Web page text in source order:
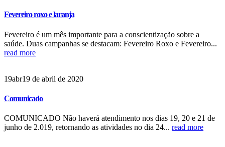
Fevereiro roxo e laranja
Fevereiro é um mês importante para a conscientização sobre a
saúde. Duas campanhas se destacam: Fevereiro Roxo e Fevereiro...
read more
19abr19 de abril de 2020
Comunicado
COMUNICADO Não haverá atendimento nos dias 19, 20 e 21 de
junho de 2.019, retornando as atividades no dia 24... read more